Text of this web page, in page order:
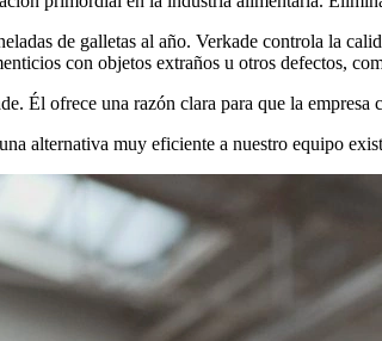
de galletas al año. Verkade controla la
con objetos extraños u otros defectos,
Él ofrece una razón clara para que la
alternativa muy eficiente a nuestro equipo